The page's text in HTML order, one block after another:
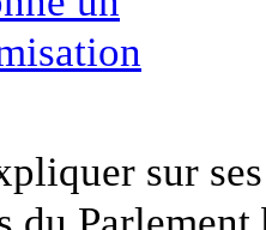
sur